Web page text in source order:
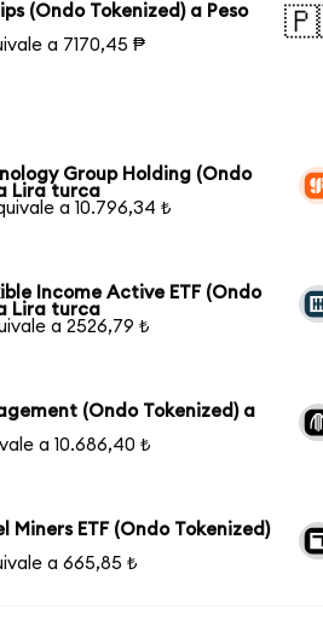
(Ondo Tokenized) a Peso
a 7170,45 ₱
Group Holding (Ondo
Lira turca
a 10.796,34 ₺
Income Active ETF (Ondo
Lira turca
a 2526,79 ₺
(Ondo Tokenized) a
a 10.686,40 ₺
Miners ETF (Ondo Tokenized)
a 665,85 ₺